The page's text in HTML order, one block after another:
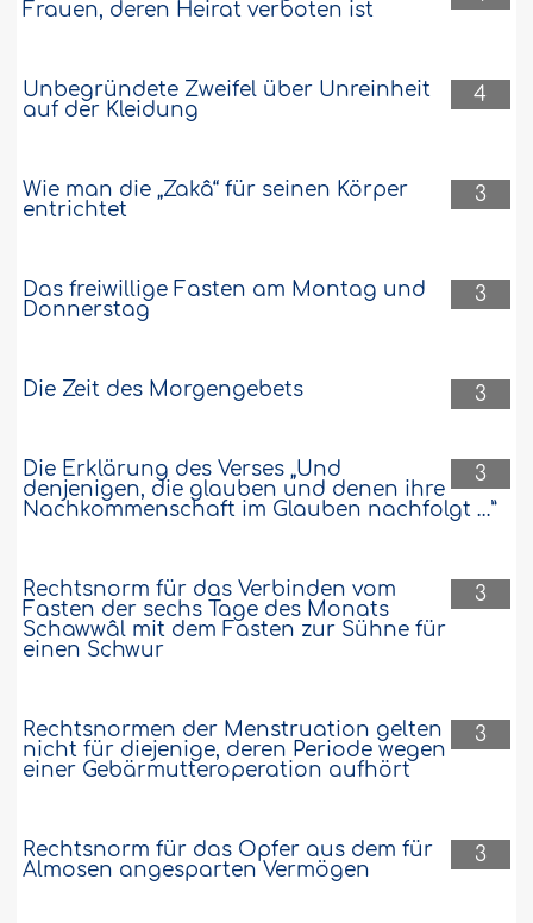
Frauen, deren Heirat verboten ist
4
Unbegründete Zweifel über Unreinheit
auf der Kleidung
3
Wie man die „Zakâ“ für seinen Körper
entrichtet
3
Das freiwillige Fasten am Montag und
Donnerstag
3
Die Zeit des Morgengebets
3
Die Erklärung des Verses „Und
denjenigen, die glauben und denen ihre
Nachkommenschaft im Glauben nachfolgt …”
3
Rechtsnorm für das Verbinden vom
Fasten der sechs Tage des Monats
Schawwâl mit dem Fasten zur Sühne für
einen Schwur
3
Rechtsnormen der Menstruation gelten
nicht für diejenige, deren Periode wegen
einer Gebärmutteroperation aufhört
3
Rechtsnorm für das Opfer aus dem für
Almosen angesparten Vermögen